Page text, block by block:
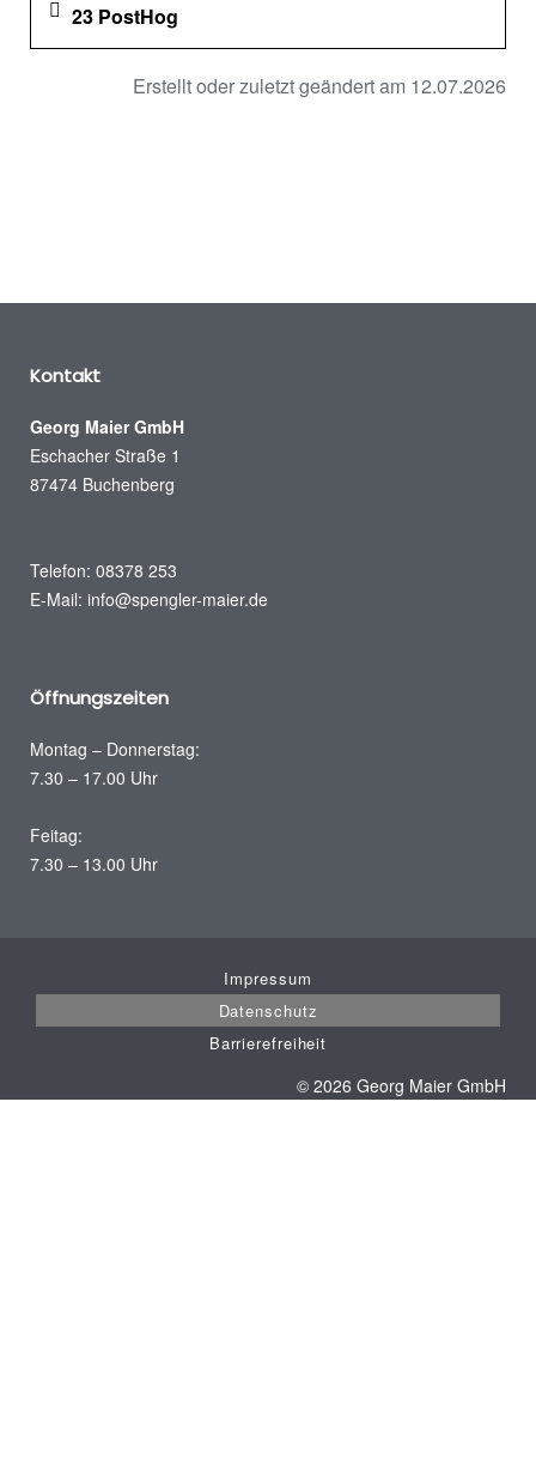
23 PostHog
Erstellt oder zuletzt geändert am 12.07.2026
Kontakt
Georg Maier GmbH
Eschacher Straße 1
87474 Buchenberg
Telefon: 08378 253
E-Mail: info@spengler-maier.de
Öffnungszeiten
Montag – Donnerstag:
7.30 – 17.00 Uhr
Feitag:
7.30 – 13.00 Uhr
Impressum
Datenschutz
Barrierefreiheit
© 2026 Georg Maier GmbH